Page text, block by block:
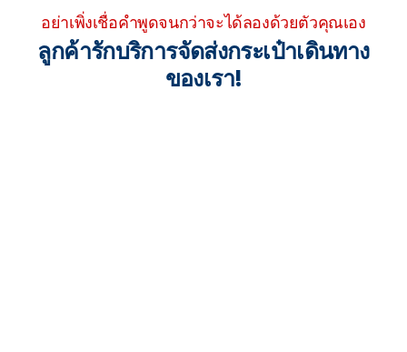
อย่าเพิ่งเชื่อคำพูดจนกว่าจะได้ลองด้วยตัวคุณเอง
ลูกค้ารักบริการจัดส่งกระเป๋าเดินทาง
ของเรา!